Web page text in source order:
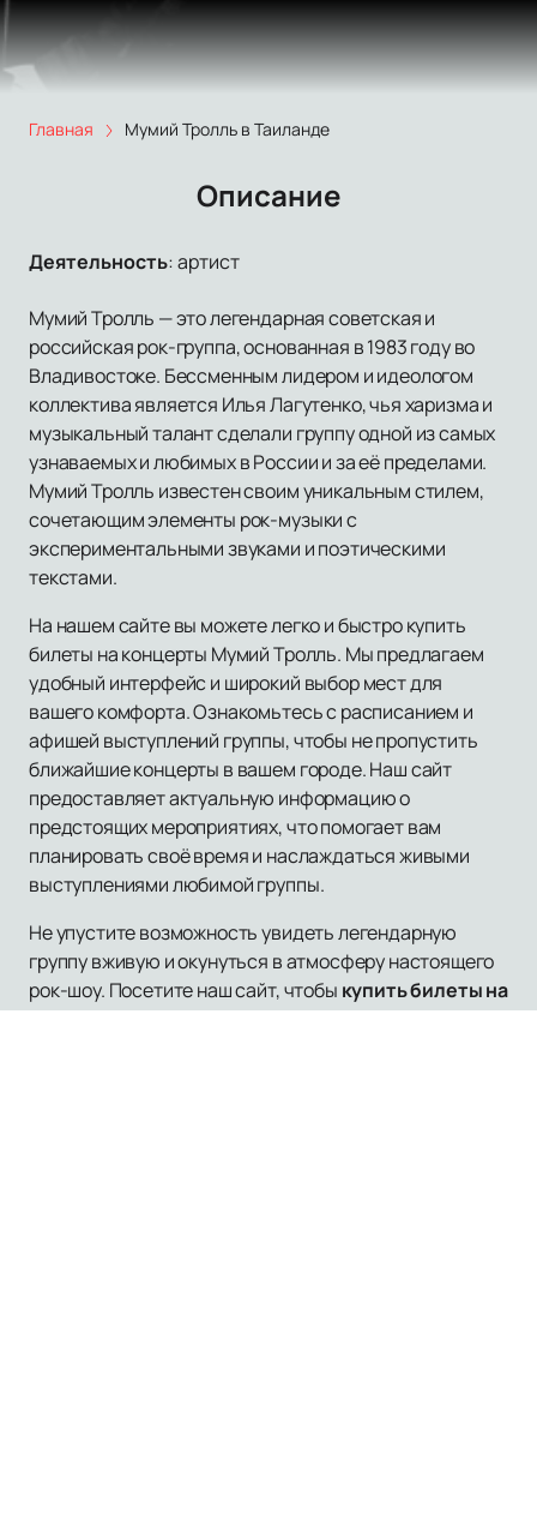
Главная Мумий Тролль в Таиланде
Описание
Деятельность:артист
Мумий Тролль — это легендарная советская и
российская рок-группа, основанная в 1983 году во
Владивостоке. Бессменным лидером и идеологом
коллектива является Илья Лагутенко, чья харизма и
музыкальный талант сделали группу одной из самых
узнаваемых и любимых в России и за её пределами.
Мумий Тролль известен своим уникальным стилем,
сочетающим элементы рок-музыки с
экспериментальными звуками и поэтическими
текстами.
На нашем сайте вы можете легко и быстро купить
билеты на концерты Мумий Тролль. Мы предлагаем
удобный интерфейс и широкий выбор мест для
вашего комфорта. Ознакомьтесь с расписанием и
афишей выступлений группы, чтобы не пропустить
ближайшие концерты в вашем городе. Наш сайт
предоставляет актуальную информацию о
предстоящих мероприятиях, что помогает вам
планировать своё время и наслаждаться живыми
выступлениями любимой группы.
Не упустите возможность увидеть легендарную
группу вживую и окунуться в атмосферу настоящего
рок-шоу. Посетите наш сайт, чтобы купить билеты на
концерты Мумий Тролльи узнать больше о